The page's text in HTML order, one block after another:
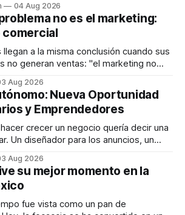
inteligencia artificial y monitoreo
ayudar a las personas a tomar mejores
salud metabólica. Su propuesta busca
04 Aug 2026
no es el marketing:
comercial
a la misma conclusión cuando sus
no generan ventas: "el marketing no
suele estar en otro lugar. Durante
el podcast SER PRO, el especialista en
que
Aug 2026
Nueva Oportunidad
y Emprendedores
crecer un negocio quería decir una
Un diseñador para los anuncios, un
que supiera de publicidad digital
un vendedor para atender
y —con suerte— una persona
Aug 2026
su mejor momento en la
fue vista como un pan de